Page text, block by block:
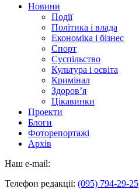
Новини
Події
Політика і влада
Економіка і бізнес
Спорт
Суспільство
Культура і освіта
Кримінал
Здоров’я
Цікавинки
Проекти
Блоги
Фоторепортажі
Архів
Наш e-mail:
Телефон редакції: (095) 794-29-25